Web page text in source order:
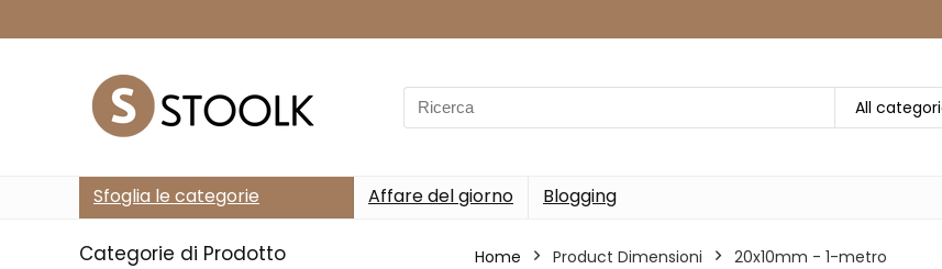
Search
for:
All
Sfoglia le categorie Affare del giorno Blogging
Categorie di Prodotto Home Product Dimensioni ‎20x10mm - 1-metro